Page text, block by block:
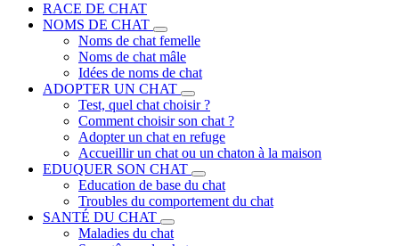
RACE DE CHAT
NOMS DE CHAT
Noms de chat femelle
Noms de chat mâle
Idées de noms de chat
ADOPTER UN CHAT
Test, quel chat choisir ?
Comment choisir son chat ?
Adopter un chat en refuge
Accueillir un chat ou un chaton à la maison
EDUQUER SON CHAT
Education de base du chat
Troubles du comportement du chat
SANTÉ DU CHAT
Maladies du chat